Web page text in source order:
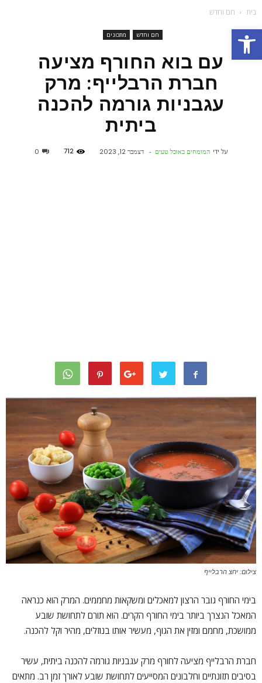
פתח סרגל נגישות
בית חם וחדש
חם וחדש מתכונים
עם בוא החורף מציעה
חברת הרבלייף: מרק
עגבניות גורמה להכנה
ביתית
על ידי המומחים באוכל טעים - דצמבר 12, 2023 712
0
צילום: יחצ הרבלייף
בימי החורף גובר הרצון למאכלים ומשקאות מחממים. המרק הוא כנראה
המאכל הנצרך ביותר בימי החורף הקרים. הוא תורם לתחושת שובע
ממושכת, מחמם ומזין את הגוף, מעשיר אותו בנוזלים, מהיר וקל להכנה.
חברת הרבלייף מציעה לחורף מרק עגבניות גורמה להכנה ביתית, עשיר
בסיבים תזונתיים וחלבונים המסייעים לתחושת שובע לאורך זמן רב. מתאים